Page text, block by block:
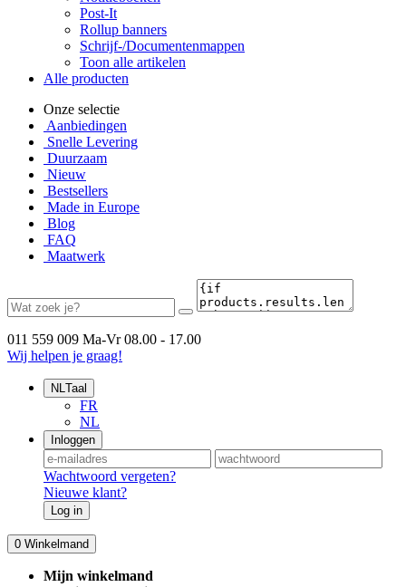
Post-It
Rollup banners
Schrijf-/Documentenmappen
Toon alle artikelen
Alle producten
Onze selectie
Aanbiedingen
Snelle Levering
Duurzaam
Nieuw
Bestsellers
Made in Europe
Blog
FAQ
Maatwerk
011 559 009 Ma-Vr 08.00 - 17.00
Wij helpen je graag!
NLTaal
FR
NL
Inloggen
Wachtwoord vergeten?
Nieuwe klant?
Log in
0 Winkelmand
Mijn winkelmand